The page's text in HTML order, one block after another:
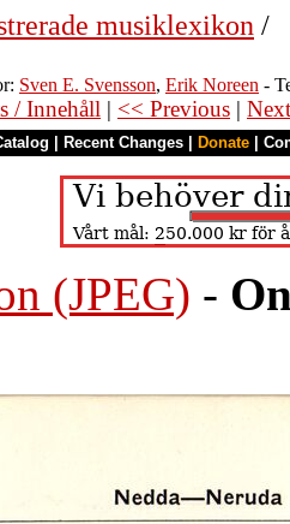
musiklexikon /
Sven E. Svensson, Erik Noreen -
/ Innehåll | << Previous |
Recent Changes Donate
(JPEG) -